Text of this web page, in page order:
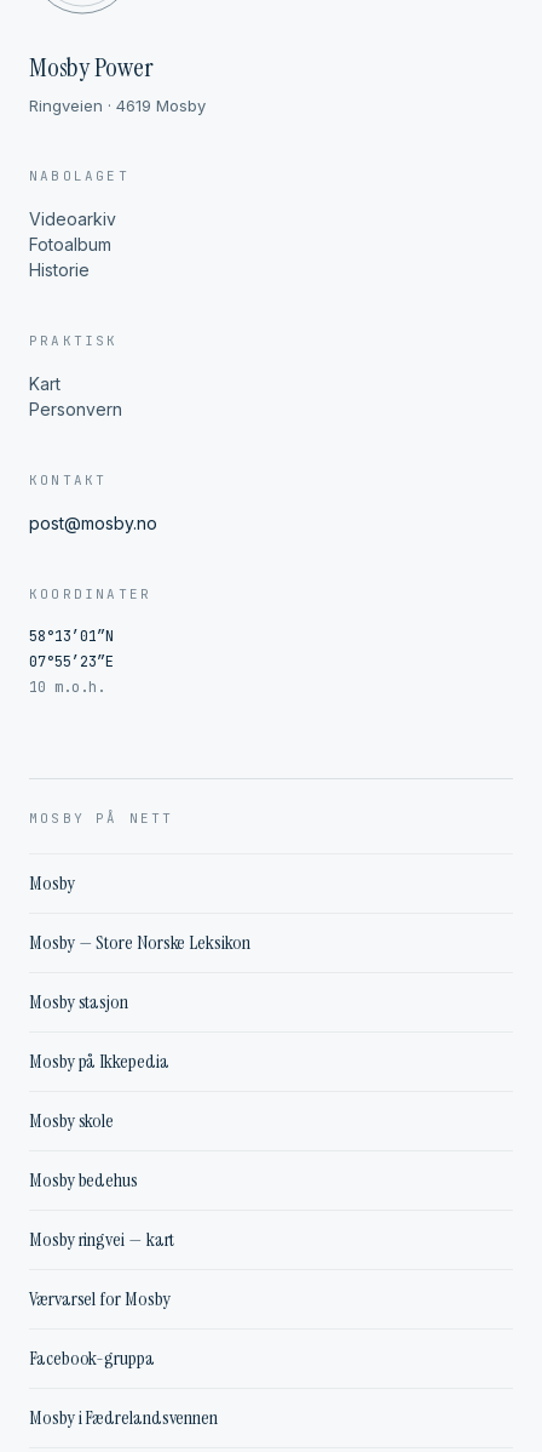
Mosby Power
Ringveien · 4619 Mosby
NABOLAGET
Videoarkiv
Fotoalbum
Historie
PRAKTISK
Kart
Personvern
KONTAKT
post@mosby.no
KOORDINATER
58°13′01″N
07°55′23″E
10 m.o.h.
MOSBY PÅ NETT
Mosby
Mosby — Store Norske Leksikon
Mosby stasjon
Mosby på Ikkepedia
Mosby skole
Mosby bedehus
Mosby ringvei — kart
Værvarsel for Mosby
Facebook-gruppa
Mosby i Fædrelandsvennen